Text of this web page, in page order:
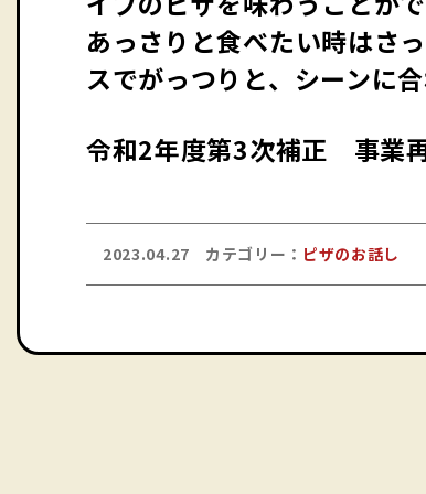
あっさりと食べたい時はさ
スでがっつりと、シーンに
令和2年度第3次補正 事業
2023.04.27 カテゴリー： ピザのお話し